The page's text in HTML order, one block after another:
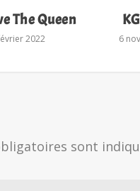
The Queen
2022 6
sont